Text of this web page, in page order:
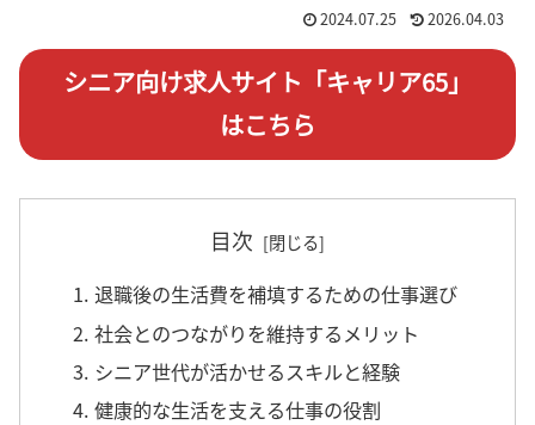
2024.07.25 2026.04.03
シニア向け求人サイト「キャリア65」
はこちら
目次
1. 退職後の生活費を補填するための仕事選び
2. 社会とのつながりを維持するメリット
3. シニア世代が活かせるスキルと経験
4. 健康的な生活を支える仕事の役割